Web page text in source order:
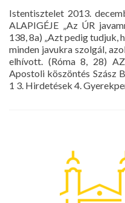
Istentisztelet 2013.
ALAPIGÉJE „Az ÚR
138, 8a) „Azt pedig tudjuk,
minden javukra szolgál,
elhívott. (Róma 8, 28)
Apostoli köszöntés Szász
1 3. Hirdetések 4.